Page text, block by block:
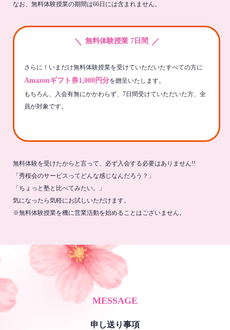
なお、無料体験授業の期間は66日には含まれません。
＼ 無料体験授業 7日間 ／
さらに！いまだけ無料体験授業を受けていただいたすべての方に
Amazonギフト券1,000円分を贈呈いたします。
もちろん、入会有無にかかわらず、7日間受けていただいた方、全
員が対象です。
無料体験を受けたからと言って、必ず入会する必要はありません!!
「秀桜会のサービスってどんな感じなんだろう？」
「ちょっと塾と比べてみたい。」
気になったら気軽にお試しいただけます。
※無料体験授業を機に営業活動を始めることはございません。
MESSAGE
申し送り事項